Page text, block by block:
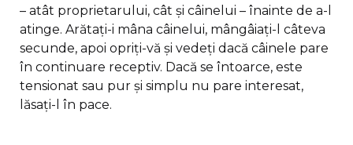
– atât proprietarului, cât și câinelui – înainte de a-l
atinge. Arătați-i mâna câinelui, mângâiați-l câteva
secunde, apoi opriți-vă și vedeți dacă câinele pare
în continuare receptiv. Dacă se întoarce, este
tensionat sau pur și simplu nu pare interesat,
lăsați-l în pace.